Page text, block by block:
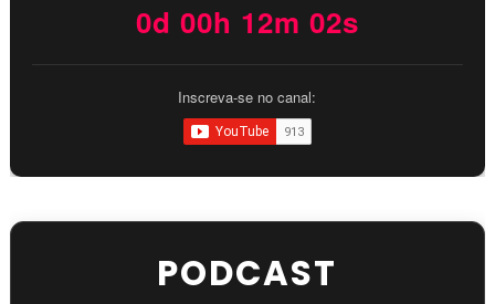
0d 00h 12m 01s
Inscreva-se no canal:
PODCAST